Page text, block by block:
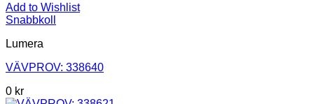
Add to Wishlist
Snabbkoll
Lumera
VÄVPROV: 338640
0 kr